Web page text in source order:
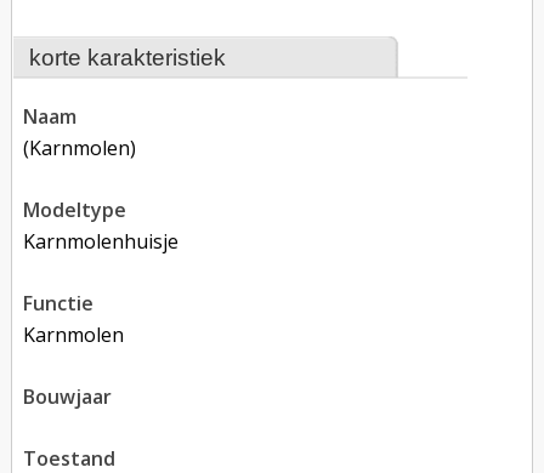
korte karakteristiek
naam
(karnmolen)
modeltype
karnmolenhuisje
functie
karnmolen
bouwjaar
toestand